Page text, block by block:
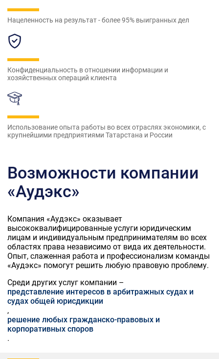
Нацеленность на результат - более 95% выигранных дел
Конфиденциальность в отношении информации и
хозяйственных операций клиента
Использование опыта работы во всех отраслях экономики, с
крупнейшими предприятиями Татарстана и России
Возможности компании
«Аудэкс»
Компания «Аудэкс» оказывает
высококвалифицированные услуги юридическим
лицам и индивидуальным предпринимателям во всех
областях права независимо от вида их деятельности.
Опыт, слаженная работа и профессионализм команды
«Аудэкс» помогут решить любую правовую проблему.
Среди других услуг компании –
представление интересов в арбитражных судах и
судах общей юрисдикции
,
решение любых гражданско-правовых и
корпоративных споров
.